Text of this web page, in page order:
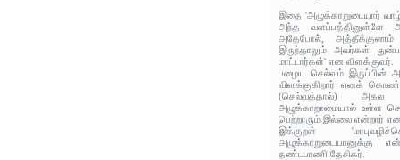
இதை 'அழுக்காறுடையார்
அந்த வளப்பத்தினுள்ளே
அதேபோல், அத்தீக்குணம்
இருந்தாலும் அவர்கள்
மாட்டார்கள்' என விளக்குவர்.
பழைய செல்வம் இருப்பின்
விளக்குகிறார் எனக்
(செல்வத்தால்) அகல
அழுக்காறாமையால் உள்ள
பெற்றாரும் இல்லை என்றார்
இக்குறள்
அழுக்காறுடையானுக்கு
தண்டபாணி தேசிகர்.